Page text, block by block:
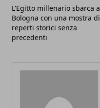
L'Egitto millenario sbarca a
Bologna con una mostra di
reperti storici senza
precedenti